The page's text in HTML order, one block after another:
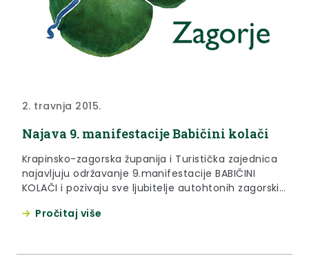
2. travnja 2015.
Najava 9. manifestacije Babičini kolači
Krapinsko-zagorska županija i Turistička zajednica
najavljuju održavanje 9.manifestacije BABIČINI
KOLAČI i pozivaju sve ljubitelje autohtonih zagorskih
igralište osnovne škole Antuna Mihanovića,
Pročitaj više